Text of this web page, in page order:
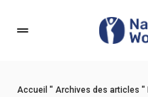
Accueil " Archives des articles "